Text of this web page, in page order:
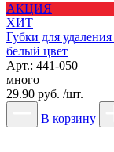
АКЦИЯ
ХИТ
Губки для
белый цвет
Арт.: 441-050
много
29.90 руб. /шт.
В корзину